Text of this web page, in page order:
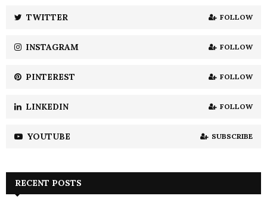
H
TWITTER FOLLOW
INSTAGRAM FOLLOW
PINTEREST FOLLOW
LINKEDIN FOLLOW
YOUTUBE SUBSCRIBE
RECENT POSTS